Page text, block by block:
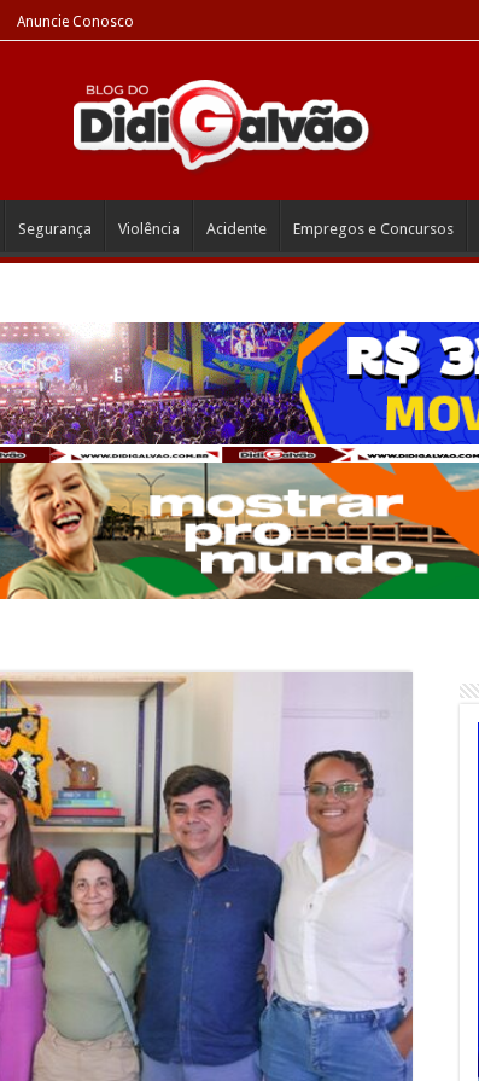
Anuncie Conosco
Segurança Violência Acidente Empregos e Concursos